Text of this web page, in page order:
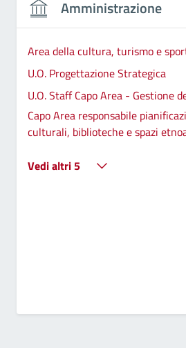
Amministrazione
Area della cultura, turismo e
U.O. Progettazione Strategica
U.O. Staff Capo Area - Gestione
Capo Area responsabile
culturali, biblioteche e spazi
Vedi altri 5